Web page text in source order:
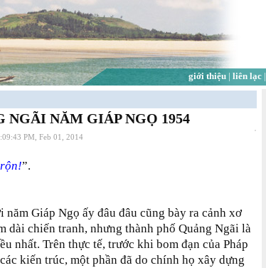
giới thiệu| liên lạc|
NGÃI NĂM GIÁP NGỌ 1954
PM, Feb 01, 2014
”.
năm Giáp Ngọ ấy đâu đâu cũng bày ra cảnh xơ
dài chiến tranh, nhưng thành phố Quảng Ngãi là
nhất. Trên thực tế, trước khi bom đạn của Pháp
kiến trúc, một phần đã do chính họ xây dựng